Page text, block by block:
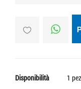
Disponibilità
1